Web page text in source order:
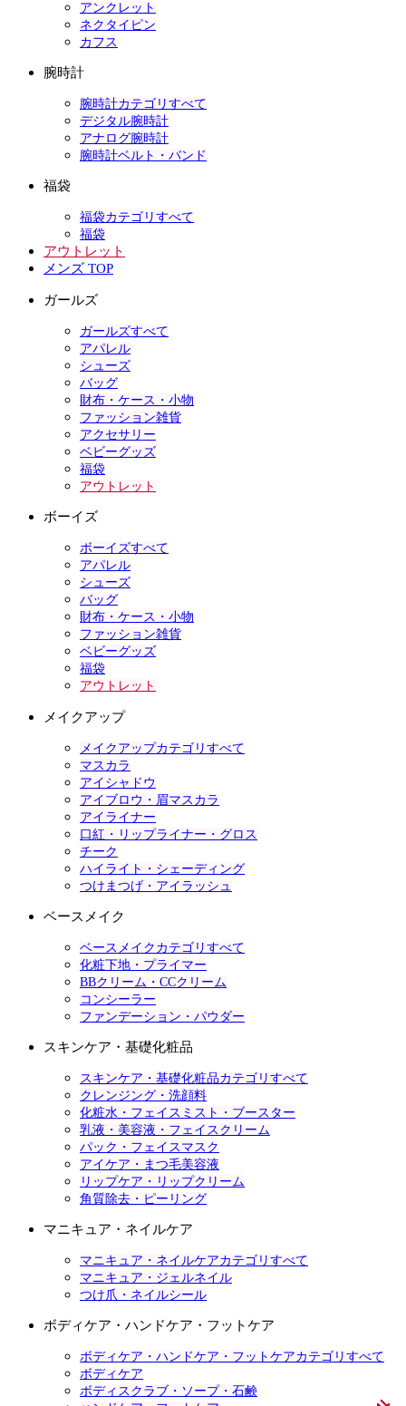
アンクレット
ネクタイピン
カフス
腕時計
腕時計カテゴリすべて
デジタル腕時計
アナログ腕時計
腕時計ベルト・バンド
福袋
福袋カテゴリすべて
福袋
アウトレット
メンズ TOP
ガールズ
ガールズすべて
アパレル
シューズ
バッグ
財布・ケース・小物
ファッション雑貨
アクセサリー
ベビーグッズ
福袋
アウトレット
ボーイズ
ボーイズすべて
アパレル
シューズ
バッグ
財布・ケース・小物
ファッション雑貨
ベビーグッズ
福袋
アウトレット
メイクアップ
メイクアップカテゴリすべて
マスカラ
アイシャドウ
アイブロウ・眉マスカラ
アイライナー
口紅・リップライナー・グロス
チーク
ハイライト・シェーディング
つけまつげ・アイラッシュ
ベースメイク
ベースメイクカテゴリすべて
化粧下地・プライマー
BBクリーム・CCクリーム
コンシーラー
ファンデーション・パウダー
スキンケア・基礎化粧品
スキンケア・基礎化粧品カテゴリすべて
クレンジング・洗顔料
化粧水・フェイスミスト・ブースター
乳液・美容液・フェイスクリーム
パック・フェイスマスク
アイケア・まつ毛美容液
リップケア・リップクリーム
角質除去・ピーリング
マニキュア・ネイルケア
マニキュア・ネイルケアカテゴリすべて
マニキュア・ジェルネイル
つけ爪・ネイルシール
ボディケア・ハンドケア・フットケア
ボディケア・ハンドケア・フットケアカテゴリすべて
ボディケア
ボディスクラブ・ソープ・石鹸